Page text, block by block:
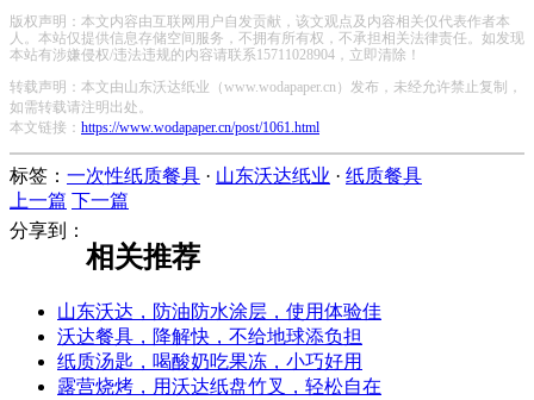
版权声明：本文内容由互联网用户自发贡献，该文观点及内容相关仅代表作者本
人。本站仅提供信息存储空间服务，不拥有所有权，不承担相关法律责任。如发现
本站有涉嫌侵权/违法违规的内容请联系15711028904，立即清除！
转载声明：本文由山东沃达纸业（www.wodapaper.cn）发布，未经允许禁止复制，
如需转载请注明出处。
本文链接： https://www.wodapaper.cn/post/1061.html
标签： 一次性纸质餐具 · 山东沃达纸业 · 纸质餐具
上一篇 下一篇
分享到：
相关推荐
山东沃达，防油防水涂层，使用体验佳
沃达餐具，降解快，不给地球添负担
纸质汤匙，喝酸奶吃果冻，小巧好用
露营烧烤，用沃达纸盘竹叉，轻松自在